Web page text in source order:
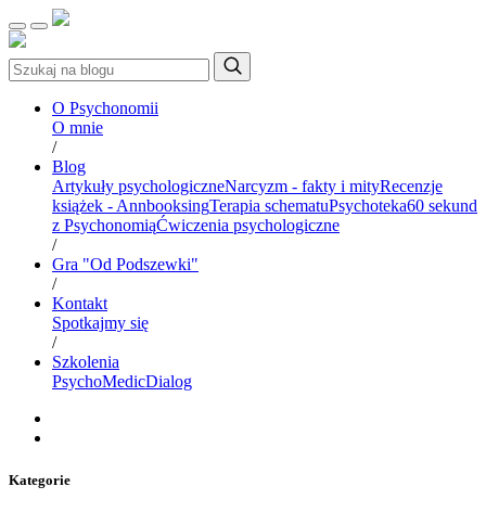
O Psychonomii
O mnie
/
Blog
Artykuły psychologiczneNarcyzm - fakty i mityRecenzje
książek - AnnbooksingTerapia schematuPsychoteka60 sekund
z PsychonomiąĆwiczenia psychologiczne
/
Gra "Od Podszewki"
/
Kontakt
Spotkajmy się
/
Szkolenia
PsychoMedicDialog
Kategorie